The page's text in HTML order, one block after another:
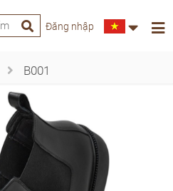
Đăng nhập
B001